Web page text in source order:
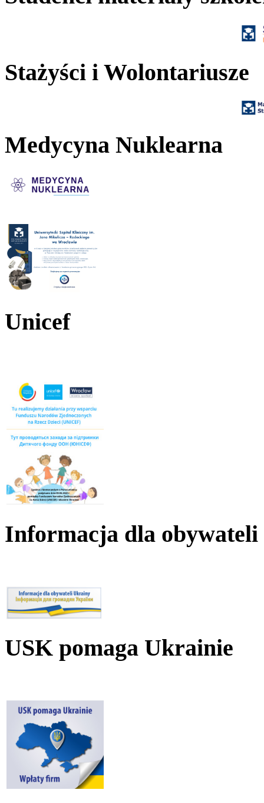
Stażyści i Wolontariusze
Medycyna Nuklearna
Unicef
Informacja dla
USK pomaga Ukrainie